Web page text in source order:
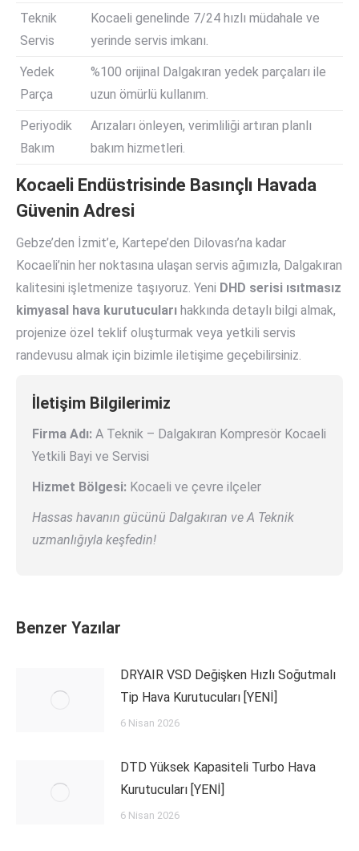
Teknik
Servis
Kocaeli genelinde 7/24 hızlı müdahale ve
yerinde servis imkanı.
Yedek
Parça
%100 orijinal Dalgakıran yedek parçaları ile
uzun ömürlü kullanım.
Periyodik
Bakım
Arızaları önleyen, verimliliği artıran planlı
bakım hizmetleri.
Kocaeli Endüstrisinde Basınçlı Havada
Güvenin Adresi
Gebze’den İzmit’e, Kartepe’den Dilovası’na kadar
Kocaeli’nin her noktasına ulaşan servis ağımızla, Dalgakıran
kalitesini işletmenize taşıyoruz. Yeni DHD serisi ısıtmasız
kimyasal hava kurutucuları hakkında detaylı bilgi almak,
projenize özel teklif oluşturmak veya yetkili servis
randevusu almak için bizimle iletişime geçebilirsiniz.
İletişim Bilgilerimiz
Firma Adı: A Teknik – Dalgakıran Kompresör Kocaeli
Yetkili Bayi ve Servisi
Hizmet Bölgesi: Kocaeli ve çevre ilçeler
Hassas havanın gücünü Dalgakıran ve A Teknik
uzmanlığıyla keşfedin!
Benzer Yazılar
DRYAIR VSD Değişken Hızlı Soğutmalı
Tip Hava Kurutucuları [YENİ]
6 Nisan 2026
DTD Yüksek Kapasiteli Turbo Hava
Kurutucuları [YENİ]
6 Nisan 2026